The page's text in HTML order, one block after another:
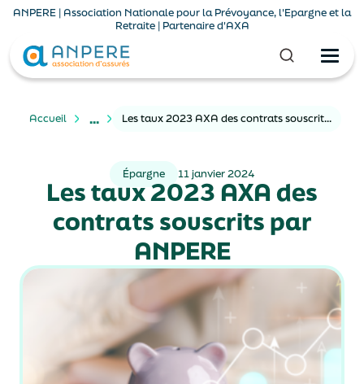
ANPERE | Association Nationale pour la Prévoyance, l'Epargne et la
Retraite | Partenaire d'AXA
Accueil ... Les taux 2023 AXA des contrats souscrits par ANPERE
Épargne 11 janvier 2024
Les taux 2023 AXA des
contrats souscrits par
ANPERE